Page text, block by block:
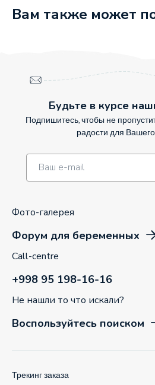
Вам также может
Будьте в курсе
Подпишитесь, чтобы не
радости для
Фото-галерея
Форум для беременных
Call-centre
+998 95 198-16-16
Не нашли то что искали?
Воспользуйтесь поиском
Трекинг заказа